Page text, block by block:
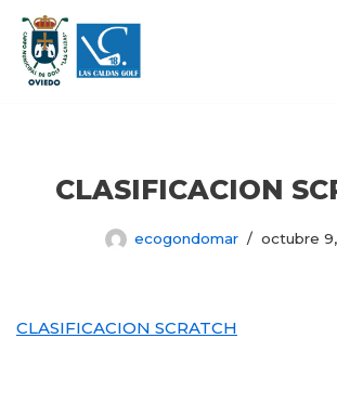
Saltar
al
CLASIFICACION
ecogondomar octubre
CLASIFICACION SCRATCH